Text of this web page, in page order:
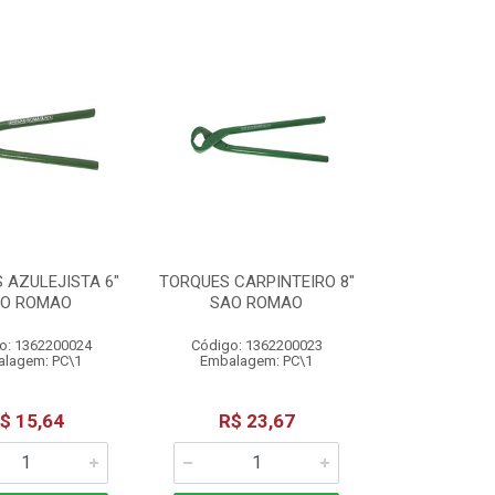
AZULEJISTA 6"
ROMAO
1362200024
PC\1
15,64
TORQUES CARPINTEIRO 8"
SAO ROMAO
Código: 1362200023
Embalagem: PC\1
R$ 23,67